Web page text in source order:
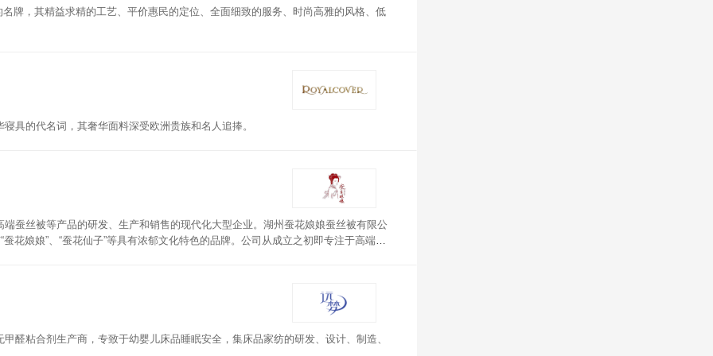
名牌，其精益求精的工艺、平价惠民的定位、全面细致的服务、时尚高雅的风格、低
具的代名词，其奢华面料深受欧洲贵族和名人追捧。
蚕丝被等产品的研发、生产和销售的现代化大型企业。湖州蚕花娘娘蚕丝被有限公
花娘娘”、“蚕花仙子”等具有浓郁文化特色的品牌。公司从成立之初即专注于高端蚕
醛粘合剂生产商，专致于幼婴儿床品睡眠安全，集床品家纺的研发、设计、制造、